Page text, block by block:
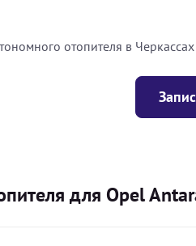
отопителя в Черкассах
для Opel